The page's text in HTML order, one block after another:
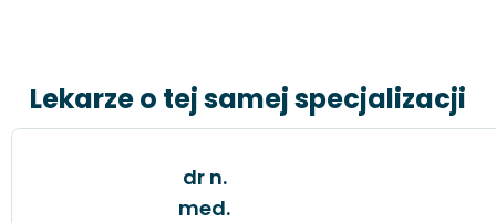
Lekarze o tej samej specjalizacji
dr n.
med.